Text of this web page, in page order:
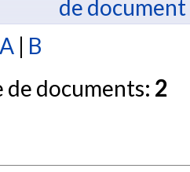
de document
A | B
de documents: 2